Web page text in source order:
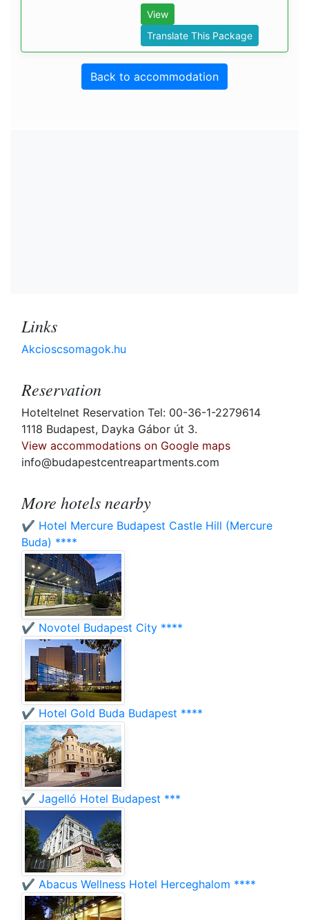
View
Translate This Package
Back to accommodation
Links
Akcioscsomagok.hu
Reservation
Hoteltelnet Reservation Tel: 00-36-1-2279614
1118 Budapest, Dayka Gábor út 3.
View accommodations on Google maps
info@budapestcentreapartments.com
More hotels nearby
✔️ Hotel Mercure Budapest Castle Hill (Mercure
Buda) ****
✔️ Novotel Budapest City ****
✔️ Hotel Gold Buda Budapest ****
✔️ Jagelló Hotel Budapest ***
✔️ Abacus Wellness Hotel Herceghalom ****